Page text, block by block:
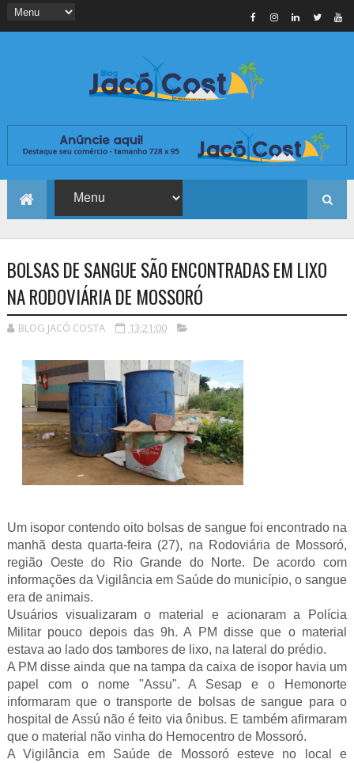
BOLSAS DE SANGUE SÃO ENCONTRADAS EM LIXO
NA RODOVIÁRIA DE MOSSORÓ
BLOG JACÓ COSTA 13:21:00
Um isopor contendo oito bolsas de sangue foi encontrado na
manhã desta quarta-feira (27), na Rodoviária de Mossoró,
região Oeste do Rio Grande do Norte. De acordo com
informações da Vigilância em Saúde do município, o sangue
era de animais.
Usuários visualizaram o material e acionaram a Polícia
Militar pouco depois das 9h. A PM disse que o material
estava ao lado dos tambores de lixo, na lateral do prédio.
A PM disse ainda que na tampa da caixa de isopor havia um
papel com o nome "Assu". A Sesap e o Hemonorte
informaram que o transporte de bolsas de sangue para o
hospital de Assú não é feito via ônibus. E também afirmaram
que o material não vinha do Hemocentro de Mossoró.
A Vigilância em Saúde de Mossoró esteve no local e